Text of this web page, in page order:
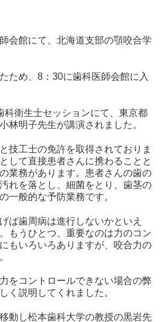
会館にて、北海道支部の顎咬合学
ため、8：30に歯科医師会館に入
科衛生士セッションにて、東京都
林明子先生が講演されました。
技工士の免許を取得されておりま
して直接患者さんに携わることと
業務があります。患者さんの歯の
れを落とし、細菌をとり、歯茎の
一般的な予防業務です。
ば歯周病は進行しないかといえ
もうひとつ、重要なのは力のコン
もいろいろありますが、咬合力の
をコントロールできない場合の弊
く説明してくれました。
動し松本歯科大学の教授の黒岩先